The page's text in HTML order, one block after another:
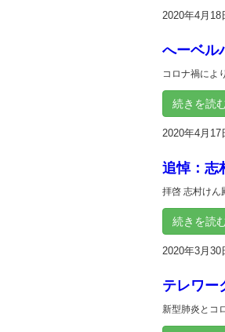
2020年4月18
へーベル
コロナ禍によ
続きを読
2020年4月17
追悼：志
拝啓 志村けん
続きを読
2020年3月30
テレワー
新型肺炎とコ